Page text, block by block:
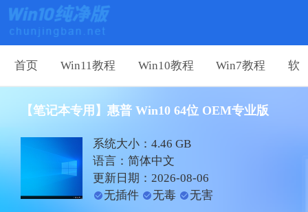
首页 Win11教程 Win10教程 Win7教程 软
【笔记本专用】惠普 Win10 64位 OEM专业版
系统大小：4.46 GB
语言：简体中文
更新日期：2026-08-06
无插件
无毒 无害